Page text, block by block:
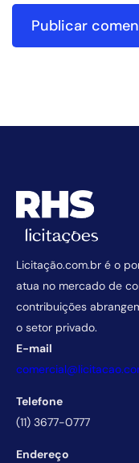
Licitação.com.br é o
atua no mercado de
contribuições
o setor privado.
E-mail
Telefone
(11) 3677-0777
Endereço